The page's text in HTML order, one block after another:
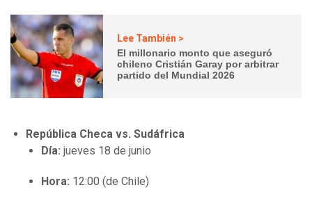
Lee También >
El millonario monto que aseguró
chileno Cristián Garay por arbitrar
partido del Mundial 2026
República Checa vs. Sudáfrica
Día: jueves 18 de junio
Hora: 12:00 (de Chile)